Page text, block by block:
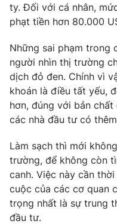
ty. Đối với cá nhân,
phạt tiền hơn 80.000
Những sai phạm trong
người nhìn thị trường
dịch đỏ đen. Chính vì
khoán là điều tất yếu,
hơn, đúng với bản
các nhà đầu tư có
Làm sạch thì mới
trường, để không còn
canh. Việc này cần
cuộc của các cơ quan
trọng nhất là sự trung
đầu tư.